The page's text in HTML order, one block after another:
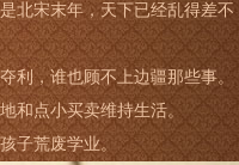
北宋末年，天下已经乱得差不
利，谁也顾不上边疆那些事。
和点小买卖维持生活。
子荒废学业。